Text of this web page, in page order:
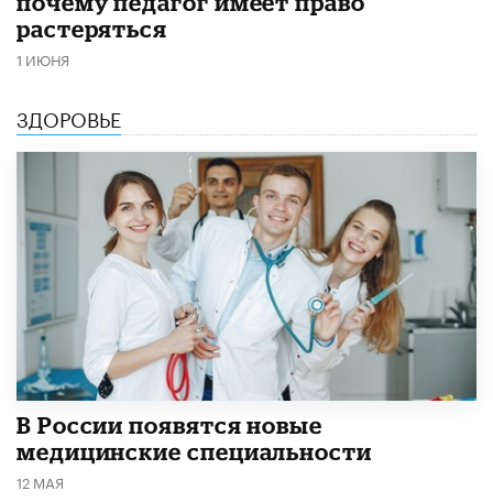
растеряться
1 ИЮНЯ
ЗДОРОВЬЕ
В России появятся новые
медицинские специальности
12 МАЯ